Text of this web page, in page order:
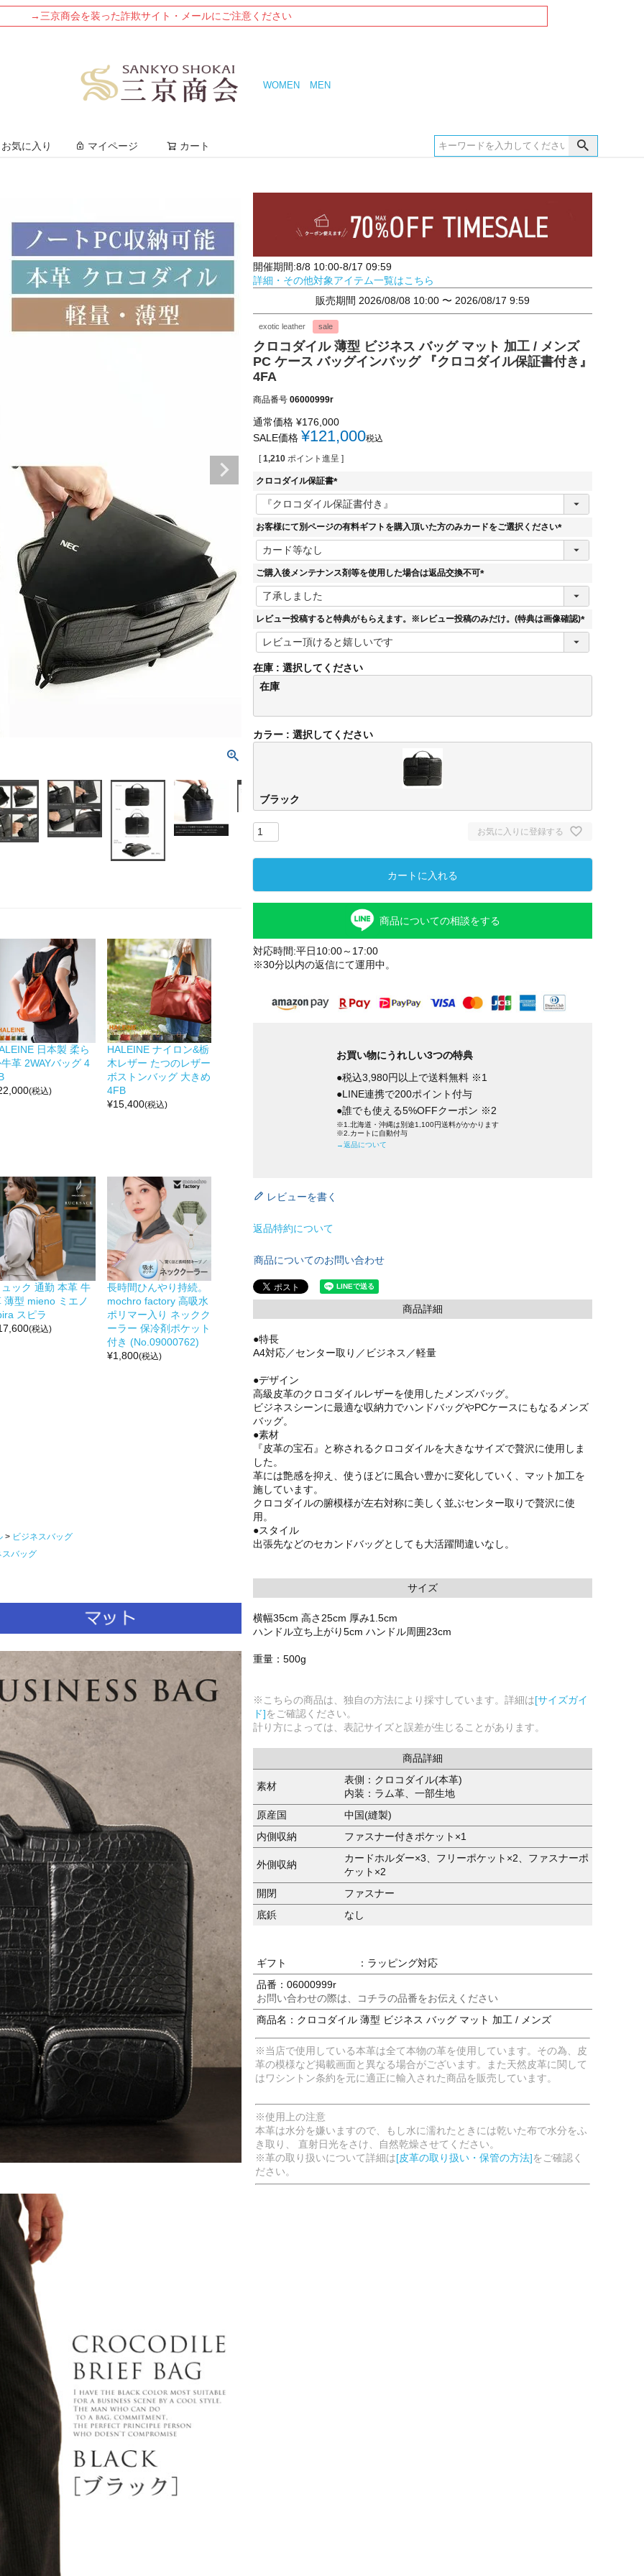
→三京商会を装った詐欺サイト・メールにご注意ください
WOMEN MEN
お気に入り マイページ カート
日本製 柔ら
革 2WAYバッグ 4
(税込)
HALEINE ナイロン&栃
木レザー たつのレザー
ボストンバッグ 大きめ
4FB
¥15,400(税込)
ック 通勤 本革 牛
薄型 mieno ミエノ
スピラ
(税込)
長時間ひんやり持続。
mochro factory 高吸水
ポリマー入り ネックク
ーラー 保冷剤ポケット
付き (No.09000762)
¥1,800(税込)
ビジネスバッグ
スバッグ
開催期間:8/8 10:00-8/17 09:59
詳細・その他対象アイテム一覧はこちら
販売期間 2026/08/08 10:00 〜 2026/08/17 9:59
exotic leather sale
クロコダイル 薄型 ビジネス バッグ マット 加工 / メンズ
PC ケース バッグインバッグ 『クロコダイル保証書付き』
4FA
商品番号 06000999r
通常価格 ¥176,000
SALE価格 ¥121,000税込
[ 1,210 ポイント進呈 ]
クロコダイル保証書
(
必
須
お客様にて別ページの有料ギフトを購入頂いた方のみカードをご選択ください
(
ご購入後メンテナンス剤等を使用した場合は返品交換不可
(
須
レビュー投稿すると特典がもらえます。※レビュー投稿のみだけ。(特典は画像確認)
(
)
在庫
選択してください
在庫
カラー 選択してください
ブラック
お気に入りに登録する
カートに入れる
商品についての相談をする
対応時間:平日10:00～17:00
※30分以内の返信にて運用中。
お買い物にうれしい3つの特典
●税込3,980円以上で送料無料 ※1
●LINE連携で200ポイント付与
●誰でも使える5%OFFクーポン ※2
※1.北海道・沖縄は別途1,100円送料がかかります
※2.カートに自動付与
→返品について
レビューを書く
返品特約について
商品についてのお問い合わせ
商品詳細
●特長
A4対応／センター取り／ビジネス／軽量
●デザイン
高級皮革のクロコダイルレザーを使用したメンズバッグ。
ビジネスシーンに最適な収納力でハンドバッグやPCケースにもなるメンズ
バッグ。
●素材
『皮革の宝石』と称されるクロコダイルを大きなサイズで贅沢に使用しま
した。
革には艶感を抑え、使うほどに風合い豊かに変化していく、マット加工を
施しています。
クロコダイルの腑模様が左右対称に美しく並ぶセンター取りで贅沢に使
用。
●スタイル
出張先などのセカンドバッグとしても大活躍間違いなし。
サイズ
横幅35cm 高さ25cm 厚み1.5cm
ハンドル立ち上がり5cm ハンドル周囲23cm
重量：500g
※こちらの商品は、独自の方法により採寸しています。詳細は[サイズガイ
ド]をご確認ください。
計り方によっては、表記サイズと誤差が生じることがあります。
商品詳細
素材
表側：クロコダイル(本革)
内装：ラム革、一部生地
原産国
中国(縫製)
内側収納
ファスナー付きポケット×1
外側収納
カードホルダー×3、フリーポケット×2、ファスナーポ
ケット×2
開閉
ファスナー
底鋲
なし
ギフト
：ラッピング対応
品番：06000999r
お問い合わせの際は、コチラの品番をお伝えください
商品名：クロコダイル 薄型 ビジネス バッグ マット 加工 / メンズ
※当店で使用している本革は全て本物の革を使用しています。その為、皮
革の模様など掲載画面と異なる場合がございます。また天然皮革に関して
はワシントン条約を元に適正に輸入された商品を販売しています。
※使用上の注意
本革は水分を嫌いますので、もし水に濡れたときには乾いた布で水分をふ
き取り、 直射日光をさけ、自然乾燥させてください。
※革の取り扱いについて詳細は[皮革の取り扱い・保管の方法]をご確認く
ださい。